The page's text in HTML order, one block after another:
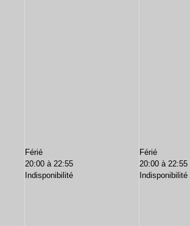
Férié
20:00 à 22:55
Indisponibilité
Férié
20:00 à 22:55
Indisponibilité